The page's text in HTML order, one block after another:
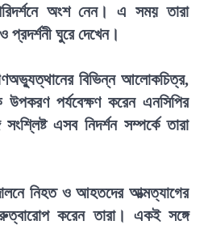
অংশ নেন। এ সময় তারা
প্রদর্শনী ঘুরে দেখেন।
বিভিন্ন আলোকচিত্র,
পর্যবেক্ষণ করেন এনসিপির
এসব নিদর্শন সম্পর্কে তারা
নিহত ও আহতদের আত্মত্যাগের
করেন তারা। একই সঙ্গে